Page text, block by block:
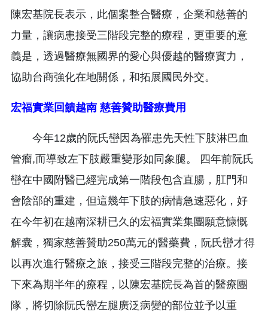
陳宏基院長表示，此個案整合醫療，企業和慈善的
力量，讓病患接受三階段完整的療程，更重要的意
義是，透過醫療無國界的愛心與優越的醫療實力，
協助台商強化在地關係，和拓展國民外交。
宏福實業回饋越南 慈善贊助醫療費用
今年12歲的阮氏巒因為罹患先天性下肢淋巴血
管瘤,而導致左下肢嚴重變形如同象腿。 四年前阮氏
巒在中國附醫已經完成第一階段包含直腸，肛門和
會陰部的重建，但這幾年下肢的病情急速惡化，好
在今年初在越南深耕已久的宏福實業集團願意慷慨
解囊，獨家慈善贊助250萬元的醫藥費，阮氏巒才得
以再次進行醫療之旅，接受三階段完整的治療。接
下來為期半年的療程，以陳宏基院長為首的醫療團
隊，將切除阮氏巒左腿廣泛病變的部位並予以重